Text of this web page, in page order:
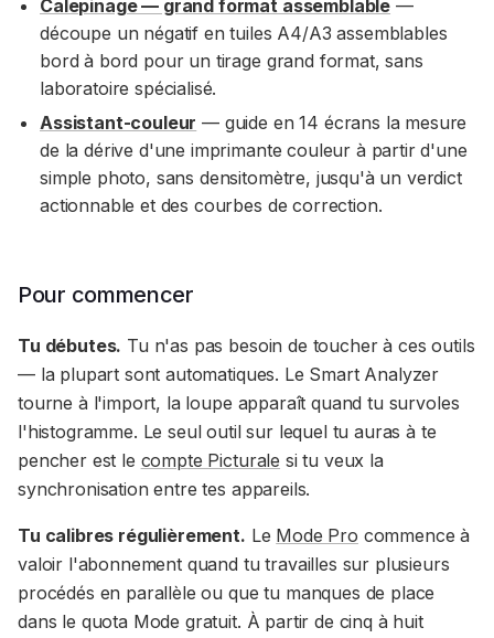
Calepinage — grand format assemblable —
découpe un négatif en tuiles A4/A3 assemblables
bord à bord pour un tirage grand format, sans
laboratoire spécialisé.
Assistant-couleur — guide en 14 écrans la mesure
de la dérive d'une imprimante couleur à partir d'une
simple photo, sans densitomètre, jusqu'à un verdict
actionnable et des courbes de correction.
Pour commencer
Tu débutes. Tu n'as pas besoin de toucher à ces outils
— la plupart sont automatiques. Le Smart Analyzer
tourne à l'import, la loupe apparaît quand tu survoles
l'histogramme. Le seul outil sur lequel tu auras à te
pencher est le compte Picturale si tu veux la
synchronisation entre tes appareils.
Tu calibres régulièrement. Le Mode Pro commence à
valoir l'abonnement quand tu travailles sur plusieurs
procédés en parallèle ou que tu manques de place
dans le quota Mode gratuit. À partir de cinq à huit